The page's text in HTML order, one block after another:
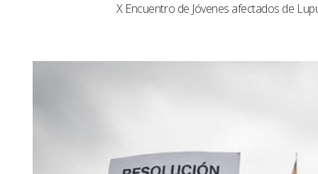
X Encuentro de Jóvenes afectados de